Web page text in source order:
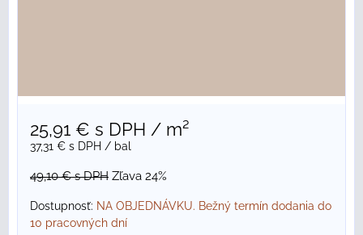
25,91 € s DPH / m²
37,31 € s DPH / bal
49,10 €s DPH Zľava 24%
Dostupnosť: NA OBJEDNÁVKU. Bežný termín dodania do
10 pracovných dní